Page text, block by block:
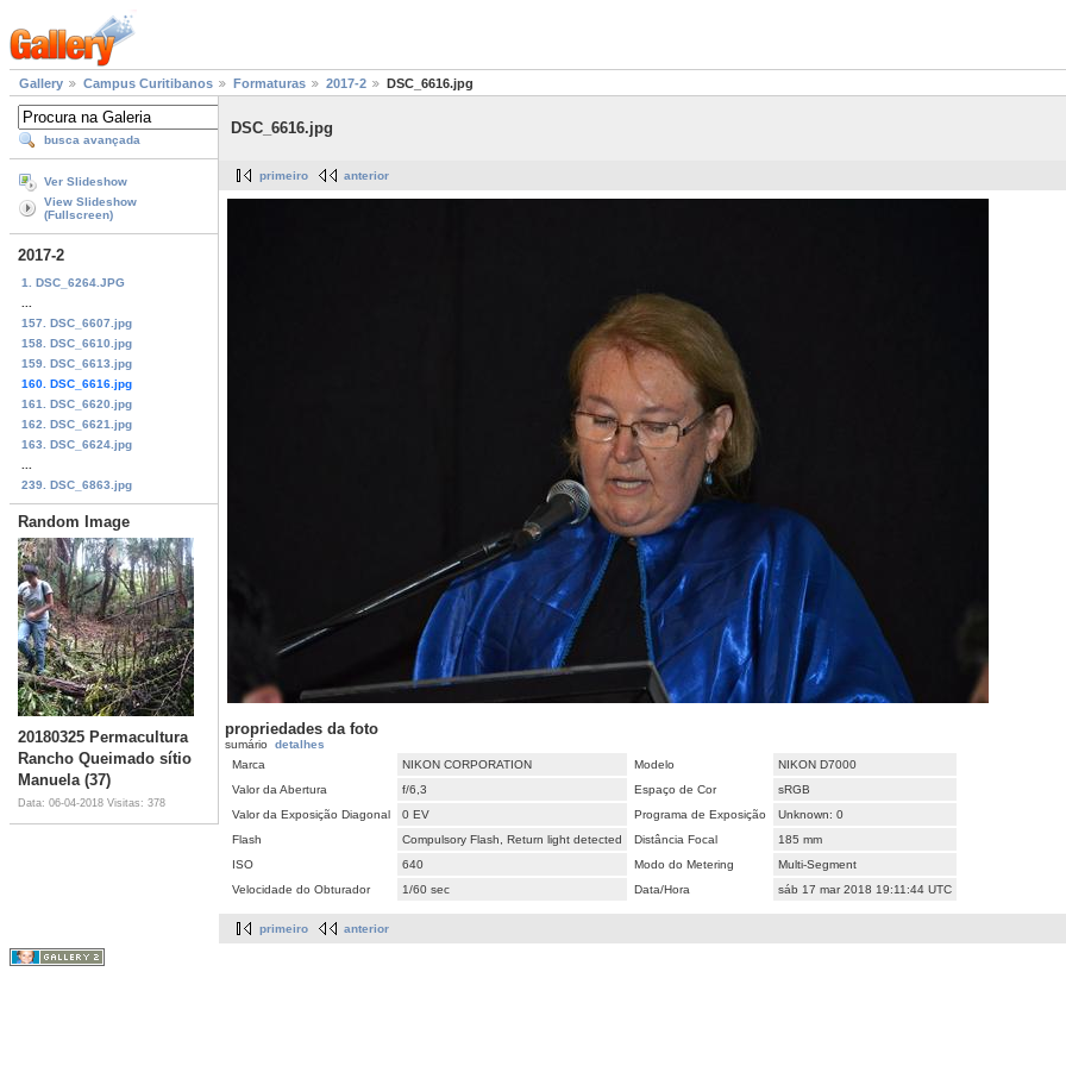
Gallery Campus Curitibanos Formaturas 2017-2 DSC_6616.jpg
busca avançada
Ver Slideshow
View Slideshow
(Fullscreen)
2017-2
1. DSC_6264.JPG
157. DSC_6607.jpg
158. DSC_6610.jpg
159. DSC_6613.jpg
160. DSC_6616.jpg
161. DSC_6620.jpg
162. DSC_6621.jpg
163. DSC_6624.jpg
239. DSC_6863.jpg
Random Image
20180325 Permacultura
Rancho Queimado sítio
Manuela (37)
Data: 06-04-2018 Visitas: 378
DSC_6616.jpg
primeiro anterior
propriedades da foto
sumário detalhes
Marca
NIKON CORPORATION Modelo
NIKON D7000
Valor da Abertura
f/6,3 Espaço de Cor
sRGB
Valor da Exposição Diagonal
0 EV Programa de Exposição
Unknown: 0
Flash
Compulsory Flash, Return light detected Distância Focal
185 mm
ISO
640 Modo do Metering
Multi-Segment
Velocidade do Obturador
1/60 sec Data/Hora sáb 17 mar 2018 19:11:44 UTC
primeiro anterior